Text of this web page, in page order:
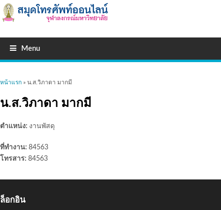
Menu
คุณอยู่ที่นี่
หน้าแรก » น.ส.วิภาดา มากมี
น.ส.วิภาดา มากมี
ตำแหน่ง: งานพัสดุ
ที่ทำงาน: 84563
โทรสาร: 84563
ล็อกอิน